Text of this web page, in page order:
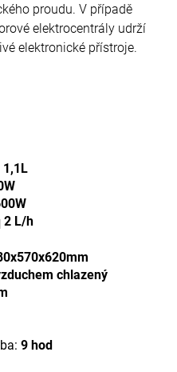
proudu. V případě
elektrocentrály udrží
elektronické přístroje.
1,1L
2 L/h
chlazený
9 hod